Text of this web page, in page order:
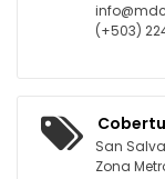
(+503)
San
Zona